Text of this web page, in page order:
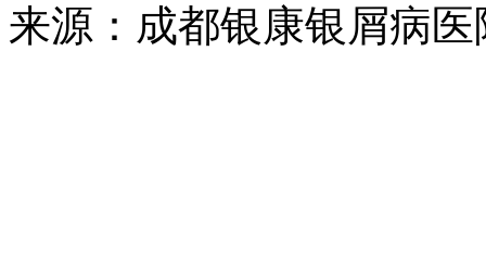
来源：成都银康银屑病医